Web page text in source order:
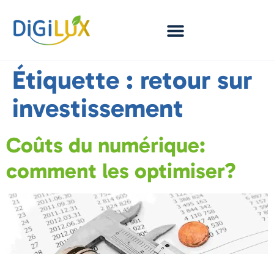
Étiquette : retour sur
investissement
Coûts du numérique:
comment les optimiser?